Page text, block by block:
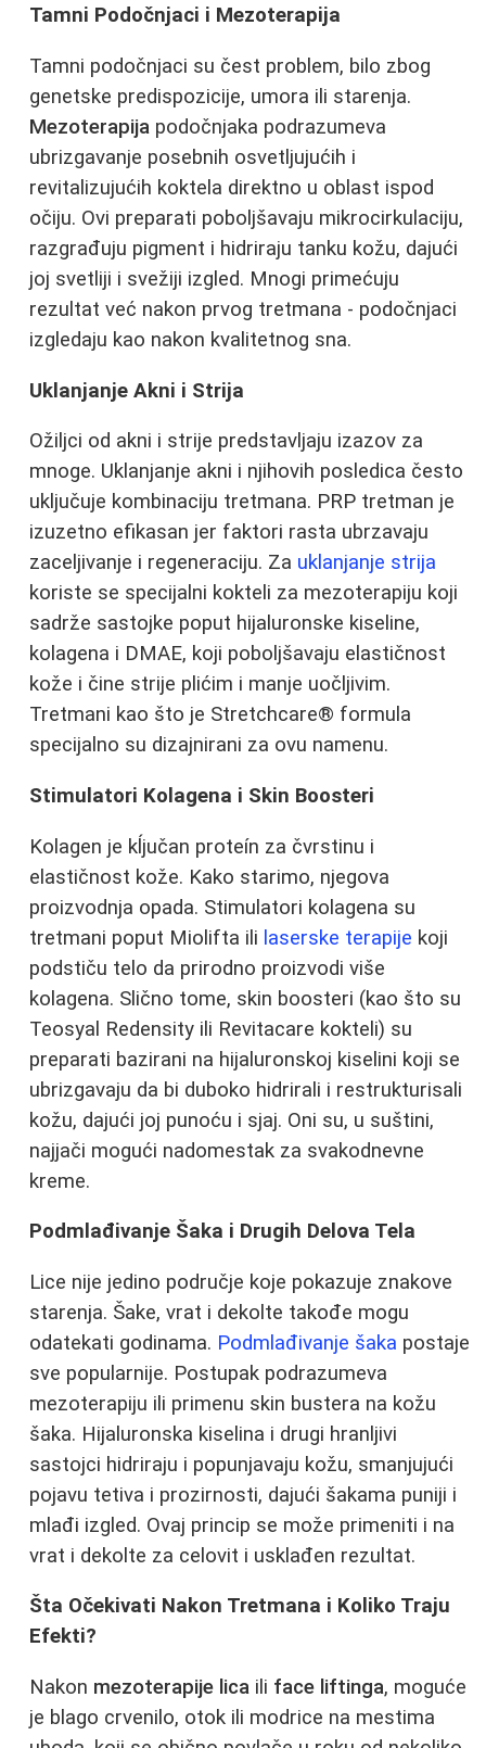
Tamni Podočnjaci i Mezoterapija
Tamni podočnjaci su čest problem, bilo zbog
genetske predispozicije, umora ili starenja.
Mezoterapija podočnjaka podrazumeva
ubrizgavanje posebnih osvetljujućih i
revitalizujućih koktela direktno u oblast ispod
očiju. Ovi preparati poboljšavaju mikrocirkulaciju,
razgrađuju pigment i hidriraju tanku kožu, dajući
joj svetliji i svežiji izgled. Mnogi primećuju
rezultat već nakon prvog tretmana - podočnjaci
izgledaju kao nakon kvalitetnog sna.
Uklanjanje Akni i Strija
Ožiljci od akni i strije predstavljaju izazov za
mnoge. Uklanjanje akni i njihovih posledica često
uključuje kombinaciju tretmana. PRP tretman je
izuzetno efikasan jer faktori rasta ubrzavaju
zaceljivanje i regeneraciju. Za uklanjanje strija
koriste se specijalni kokteli za mezoterapiju koji
sadrže sastojke poput hijaluronske kiseline,
kolagena i DMAE, koji poboljšavaju elastičnost
kože i čine strije plićim i manje uočljivim.
Tretmani kao što je Stretchcare® formula
specijalno su dizajnirani za ovu namenu.
Stimulatori Kolagena i Skin Boosteri
Kolagen je kĺjučan proteín za čvrstinu i
elastičnost kože. Kako starimo, njegova
proizvodnja opada. Stimulatori kolagena su
tretmani poput Miolifta ili laserske terapije koji
podstiču telo da prirodno proizvodi više
kolagena. Slično tome, skin boosteri (kao što su
Teosyal Redensity ili Revitacare kokteli) su
preparati bazirani na hijaluronskoj kiselini koji se
ubrizgavaju da bi duboko hidrirali i restrukturisali
kožu, dajući joj punoću i sjaj. Oni su, u suštini,
najjači mogući nadomestak za svakodnevne
kreme.
Podmlađivanje Šaka i Drugih Delova Tela
Lice nije jedino područje koje pokazuje znakove
starenja. Šake, vrat i dekolte takođe mogu
odatekati godinama. Podmlađivanje šaka postaje
sve popularnije. Postupak podrazumeva
mezoterapiju ili primenu skin bustera na kožu
šaka. Hijaluronska kiselina i drugi hranljivi
sastojci hidriraju i popunjavaju kožu, smanjujući
pojavu tetiva i prozirnosti, dajući šakama puniji i
mlađi izgled. Ovaj princip se može primeniti i na
vrat i dekolte za celovit i usklađen rezultat.
Šta Očekivati Nakon Tretmana i Koliko Traju
Efekti?
Nakon mezoterapije lica ili face liftinga, moguće
je blago crvenilo, otok ili modrice na mestima